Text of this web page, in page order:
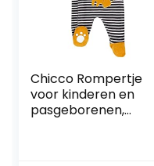
Chicco Rompertje
voor kinderen en
pasgeborenen,